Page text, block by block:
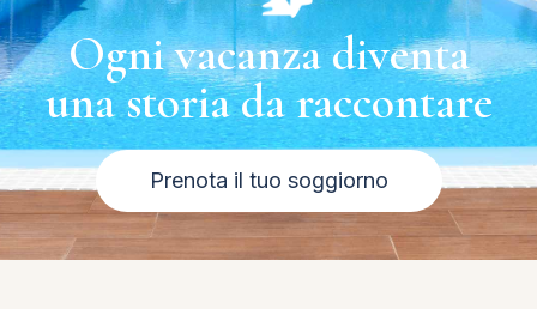
Ogni vacanza diventa
una storia da raccontare
Prenota il tuo soggiorno